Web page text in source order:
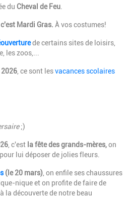
du Cheval de Feu
c'est Mardi Gras. À vos costumes!
de certains sites de loisirs,
les zoos,...
2026 , ce sont lesvacances scolaires
;)
, c'est la fête des grands-mères,on
lui déposer de jolies fleurs.
(le 20 mars) , on enfile ses chaussures
nique et on profite de faire de
la découverte de notre beau